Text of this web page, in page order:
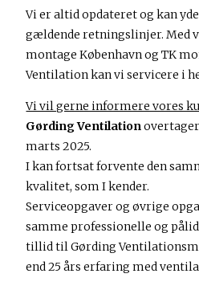
Vi er altid opdateret og kan
gældende retningslinjer. Med
montage København og TK
Ventilation kan vi servicere i
Vi vil gerne informere vores
Gørding Ventilation
marts 2025.
I kan fortsat forvente den
kvalitet, som I kender.
Serviceopgaver og øvrige
samme professionelle og
tillid til Gørding
end 25 års erfaring med